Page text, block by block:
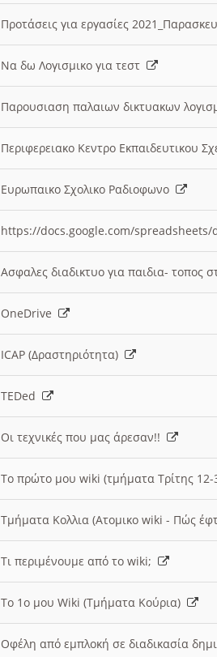
Προτάσεις για εργασίες
Να δω Λογισμικο για τεστ
Παρουσιαση παλαιων δικτυακων
Περιφερειακο Κεντρο Εκπαιδευτικου
Ευρωπαικο Σχολικο Ραδιοφωνο
https://docs.google.com/
Ασφαλες διαδικτυο για παιδια- τοπος
OneDrive
ICAP (Δραστηριότητα)
TEDed
Οι τεχνικές που μας άρεσαν!!
Το πρώτο μου wiki (τμήματα Τρίτης
Τμήματα Κολλια (Ατομικο wiki - Πώς
Τι περιμένουμε από το wiki;
Το 1ο μου Wiki (Τμήματα Κούρια)
Οφέλη από εμπλοκή σε διαδικασία